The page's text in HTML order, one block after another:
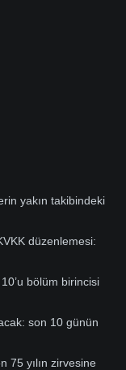
yakın takibindeki
düzenlemesi:
bölüm birincisi
son 10 günün
75 yılın zirvesine